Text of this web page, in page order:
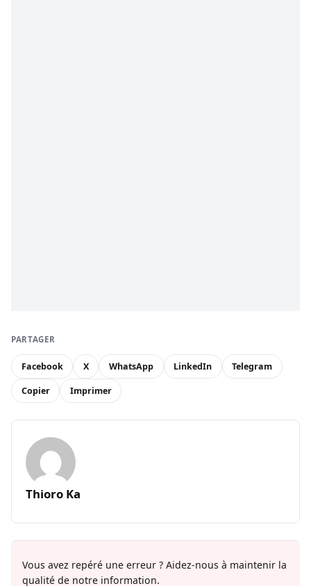
PARTAGER
Facebook X WhatsApp LinkedIn Telegram
Copier Imprimer
Thioro Ka
Vous avez repéré une erreur ? Aidez-nous à maintenir la
qualité de notre information.